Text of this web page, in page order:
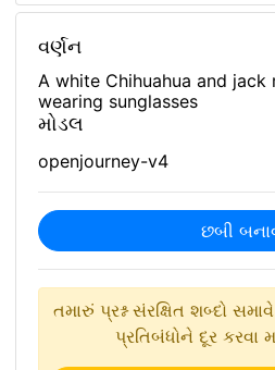
વર્ણન
A white Chihuahua and
wearing sunglasses
મોડલ
openjourney-v4
છબી
તમારું પ્રશ્ન સંરક્ષિત શબ્દો
પ્રતિબંધોને દૂર કરવા